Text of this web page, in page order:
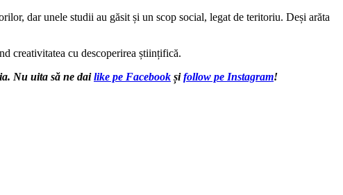
dar unele studii au găsit și un scop social, legat de teritoriu. Deși arăta
creativitatea cu descoperirea științifică.
Nu uita să ne dailike pe Facebook șifollow pe Instagram!